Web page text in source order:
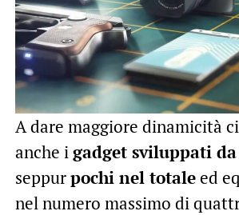
A dare maggiore dinamicità
anche igadget sviluppati da
seppurpochi nel totaleed
nel numero massimo di